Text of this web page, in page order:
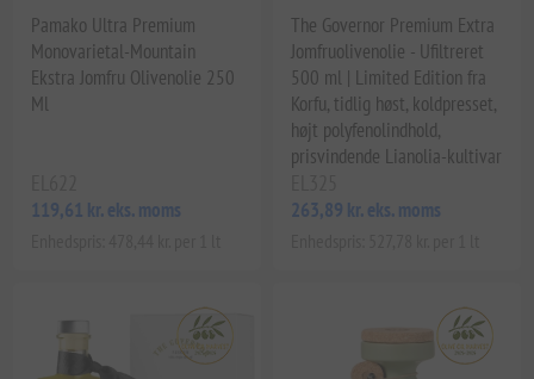
Pamako Ultra Premium
Monovarietal-Mountain
Ekstra Jomfru Olivenolie 250
Ml
119,61 kr. eks. moms
The Governor Premium Extra
Jomfruolivenolie - Ufiltreret
500 ml | Limited Edition fra
Korfu, tidlig høst, koldpresset,
højt polyfenolindhold,
prisvindende Lianolia-kultivar
263,89 kr. eks. moms